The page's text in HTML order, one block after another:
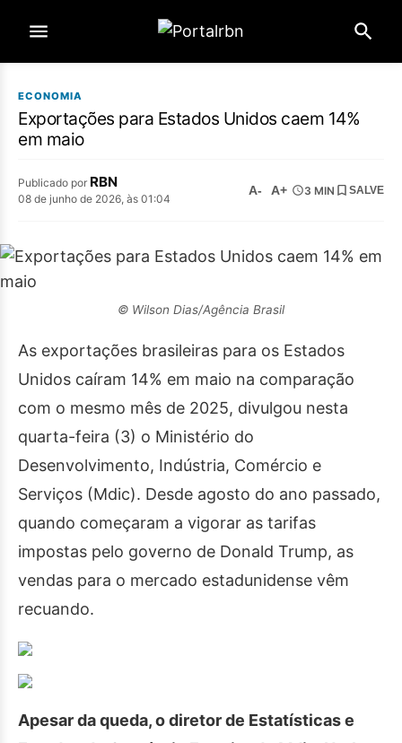
ECONOMIA
Exportações para Estados Unidos caem 14%
em maio
Publicado por RBN
08 de junho de 2026, às 01:04
A- A+ 3 MIN SALVE
© Wilson Dias/Agência Brasil
As exportações brasileiras para os Estados
Unidos caíram 14% em maio na comparação
com o mesmo mês de 2025, divulgou nesta
quarta-feira (3) o Ministério do
Desenvolvimento, Indústria, Comércio e
Serviços (Mdic). Desde agosto do ano passado,
quando começaram a vigorar as tarifas
impostas pelo governo de Donald Trump, as
vendas para o mercado estadunidense vêm
recuando.
Apesar da queda, o diretor de Estatísticas e